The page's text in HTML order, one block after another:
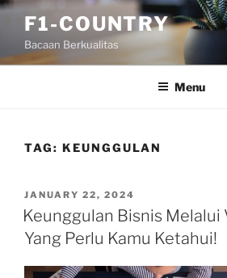
Skip
content
F1-COUNTRY
Bacaan Berkualitas
Menu
TAG: KEUNGGULAN
POSTED
ON
JANUARY 22, 2024
Keunggulan Bisnis Melalui
Yang Perlu Kamu Ketahui!